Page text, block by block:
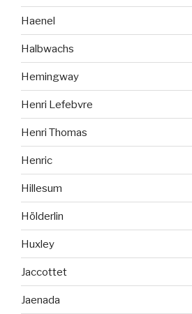
Haenel
Halbwachs
Hemingway
Henri Lefebvre
Henri Thomas
Henric
Hillesum
Hölderlin
Huxley
Jaccottet
Jaenada